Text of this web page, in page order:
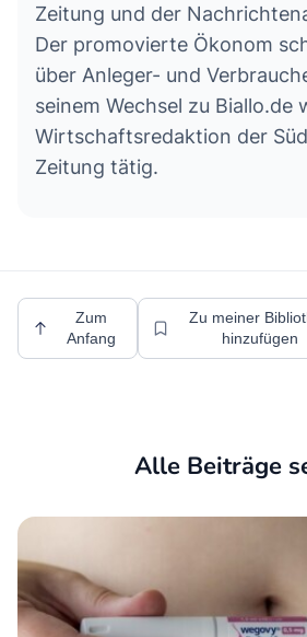
Zeitung und der
Der promovierte Ökonom
über Anleger- und
seinem Wechsel zu Biallo.de
Wirtschaftsredaktion der
Zeitung tätig.
Zum
Anfang
Zu meiner
hinzufügen
Alle Beiträge